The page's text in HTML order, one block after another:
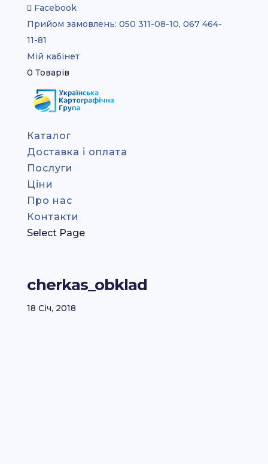
Facebook
Прийом замовлень: 050 311-08-10, 067 464-
11-81
Мій кабінет
0 Товарів
Каталог
Доставка і оплата
Послуги
Ціни
Про нас
Контакти
Select Page
cherkas_obklad
18 Січ, 2018